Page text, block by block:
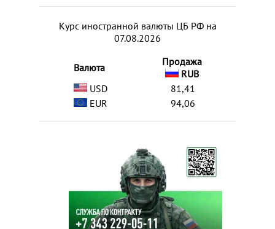
Курс иностранной валюты ЦБ РФ на
07.08.2026
Валюта
Продажа
RUB
USD
81,41
EUR
94,06